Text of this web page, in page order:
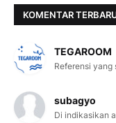
KOMENTAR
TEGAROOM
Referensi yang
subagyo
Di indikasikan